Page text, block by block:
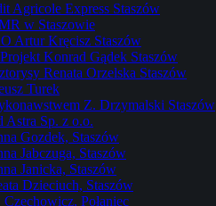
Agricole Express Staszów
w Staszowie
Artur Kręcisz Staszów
Konrad Gądek Staszów
Renata Orzelska Staszów
Turek
Z. Drzymalski Staszów
Sp. z o.o.
Gozdek, Staszów
Jabczuga, Staszów
Janicka, Staszów
Dzieciuch, Staszów
Połaniec